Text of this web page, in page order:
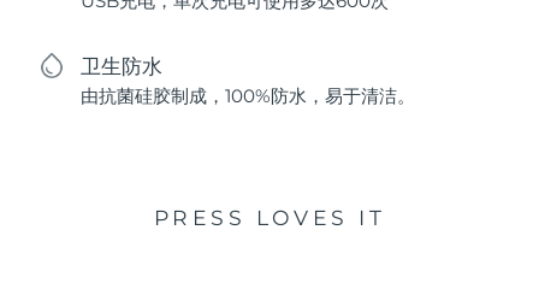
卫生防水
由抗菌硅胶制成，100%防水，易于清洁。
PRESS LOVES IT